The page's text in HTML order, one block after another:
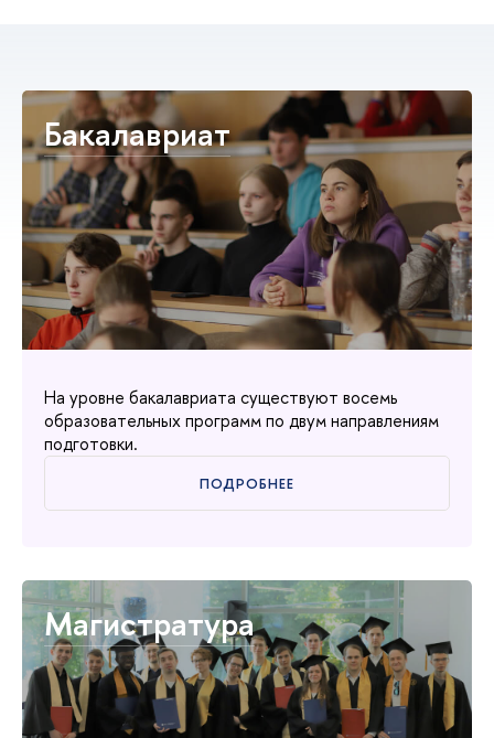
Бакалавриат
На уровне бакалавриата существуют восемь
образовательных программ по двум направлениям
подготовки.
ПОДРОБНЕЕ
Магистратура